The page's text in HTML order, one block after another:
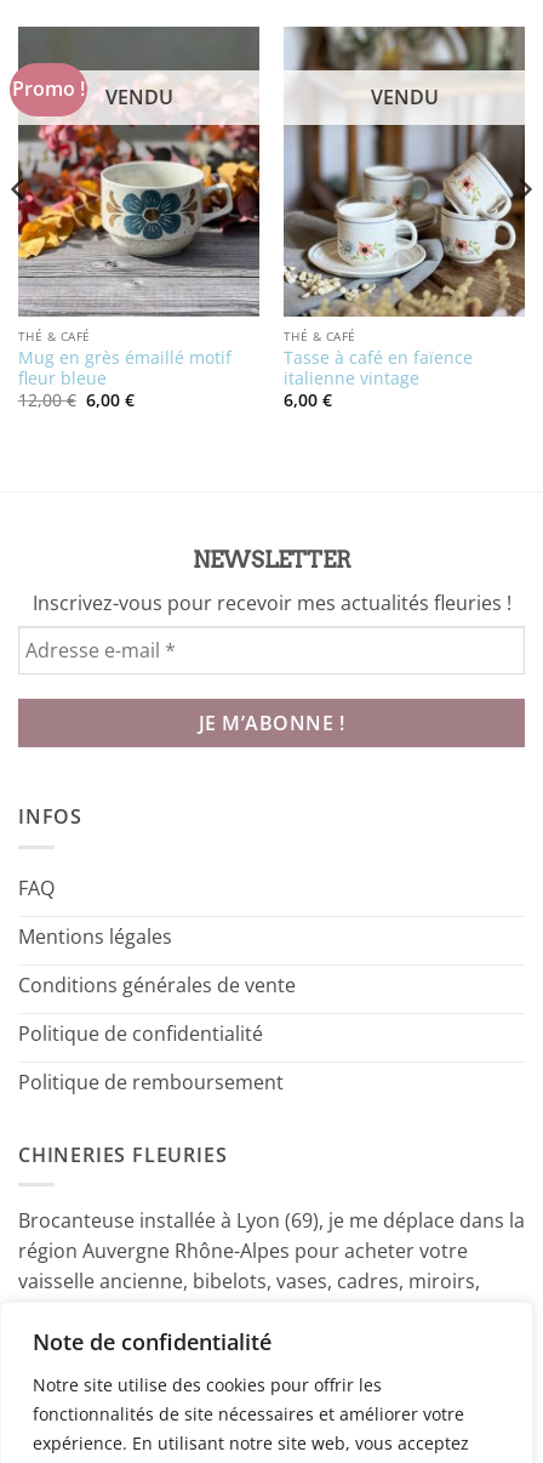
Note de confidentialité
Notre site utilise des cookies pour offrir les
fonctionnalités de site nécessaires et améliorer votre
expérience. En utilisant notre site web, vous acceptez
Promo ! VENDU
THÉ & CAFÉ
Mug en grès émaillé motif
fleur bleue
12,00€ Le
prix
6,00 €Le
VENDU
THÉ & CAFÉ
Tasse à café en faïence
italienne vintage
6,00 €
NEWSLETTER
Inscrivez-vous pour recevoir mes actualités fleuries !
INFOS
FAQ
Mentions légales
Conditions générales de vente
Politique de confidentialité
Politique de remboursement
CHINERIES FLEURIES
Brocanteuse installée à Lyon (69), je me déplace dans la
région Auvergne Rhône-Alpes pour acheter votre
vaisselle ancienne, bibelots, vases, cadres, miroirs,
Marine